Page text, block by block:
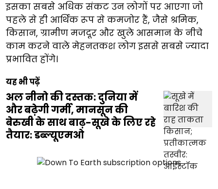
इसका सबसे अधिक संकट उन लोगों पर आएगा जो
पहले से ही आर्थिक रूप से कमजोर हैं, जैसे श्रमिक,
किसान, ग्रामीण मजदूर और खुले आसमान के नीचे
काम करने वाले मेहनतकश लोग इससे सबसे ज्यादा
प्रभावित होंगे।
यह भी पढ़ें
अल नीनो की दस्तक: दुनिया में
और बढ़ेगी गर्मी, मानसून की
बेरुखी के साथ बाढ़-सूखे के लिए रहे
तैयार: डब्ल्यूएमओ